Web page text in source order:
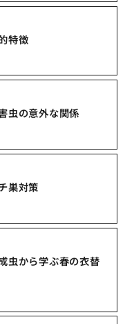
特徴
虫の意外な関係
巣対策
虫から学ぶ春の衣替